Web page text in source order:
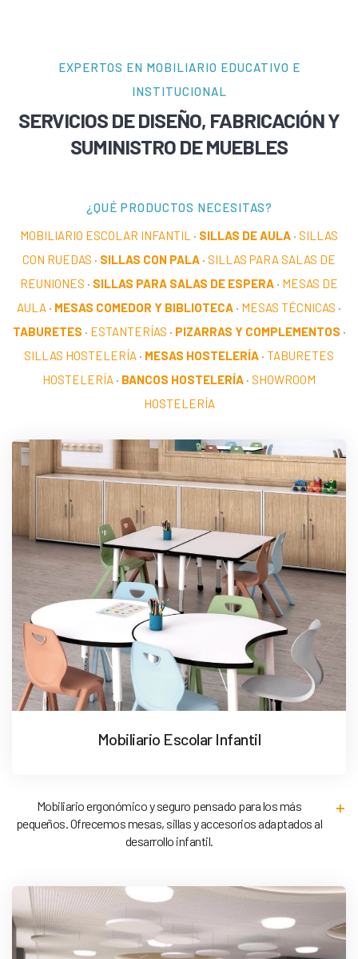
EXPERTOS EN MOBILIARIO EDUCATIVO E
INSTITUCIONAL
SERVICIOS DE DISEÑO, FABRICACIÓN Y
SUMINISTRO DE MUEBLES
¿QUÉ PRODUCTOS NECESITAS?
MOBILIARIO ESCOLAR INFANTIL · SILLAS DE AULA · SILLAS
CON RUEDAS · SILLAS CON PALA · SILLAS PARA SALAS DE
REUNIONES · SILLAS PARA SALAS DE ESPERA · MESAS DE
AULA · MESAS COMEDOR Y BIBLIOTECA · MESAS TÉCNICAS ·
TABURETES · ESTANTERÍAS · PIZARRAS Y COMPLEMENTOS ·
SILLAS HOSTELERÍA · MESAS HOSTELERÍA · TABURETES
HOSTELERÍA · BANCOS HOSTELERÍA · SHOWROOM
HOSTELERÍA
Mobiliario Escolar Infantil
Mobiliario ergonómico y seguro pensado para los más
pequeños. Ofrecemos mesas, sillas y accesorios adaptados al
desarrollo infantil.